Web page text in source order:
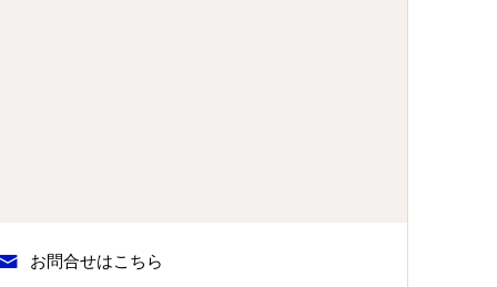
お問合せはこちら